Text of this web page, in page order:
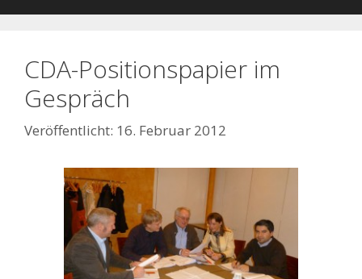
CDA-Positionspapier im
Gespräch
16. Februar 2012